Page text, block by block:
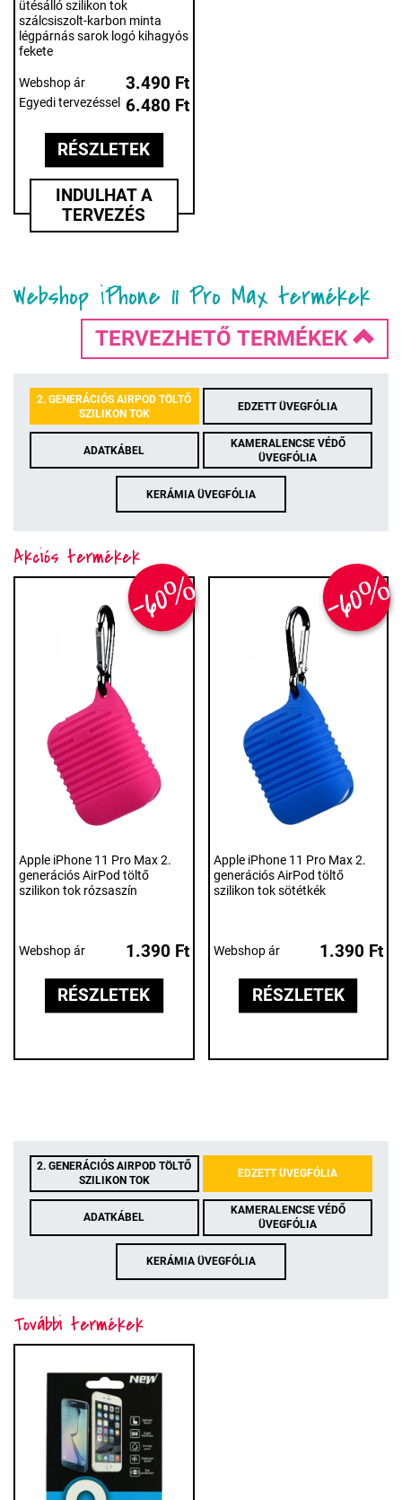
ütésálló szilikon tok
szálcsiszolt-karbon minta
légpárnás sarok logó kihagyós
fekete
Webshop ár 3.490 Ft
Egyedi tervezéssel 6.480 Ft
RÉSZLETEK
INDULHAT A
TERVEZÉS
Webshop iPhone 11 Pro Max termékek
TERVEZHETŐ TERMÉKEK
2. GENERÁCIÓS AIRPOD TÖLTŐ
SZILIKON TOK
EDZETT ÜVEGFÓLIA
ADATKÁBEL
KAMERALENCSE VÉDŐ
ÜVEGFÓLIA
KERÁMIA ÜVEGFÓLIA
Akciós termékek
-60%
Apple iPhone 11 Pro Max 2.
generációs AirPod töltő
szilikon tok rózsaszín
Webshop ár 1.390 Ft
RÉSZLETEK
-60%
Apple iPhone 11 Pro Max 2.
generációs AirPod töltő
szilikon tok sötétkék
Webshop ár 1.390 Ft
RÉSZLETEK
2. GENERÁCIÓS AIRPOD TÖLTŐ
SZILIKON TOK
EDZETT ÜVEGFÓLIA
ADATKÁBEL
KAMERALENCSE VÉDŐ
ÜVEGFÓLIA
KERÁMIA ÜVEGFÓLIA
További termékek